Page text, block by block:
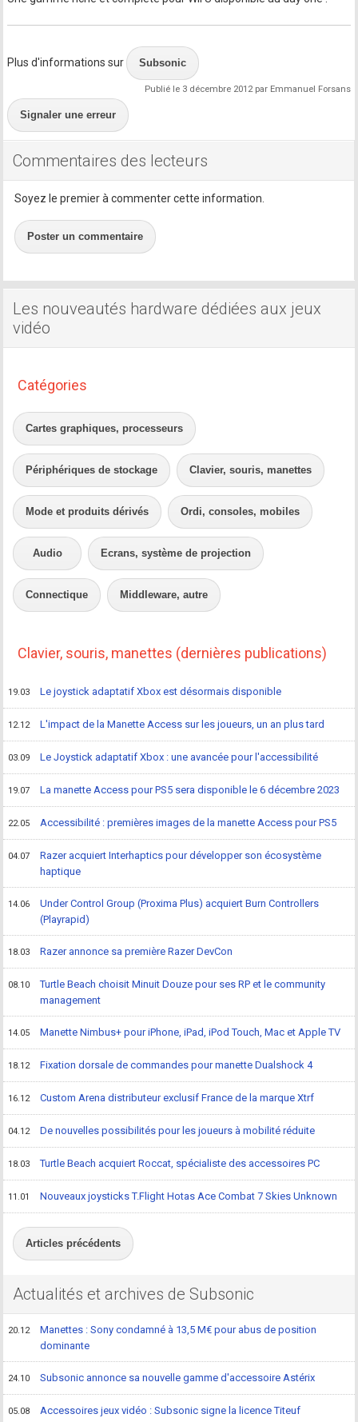
Plus d'informations sur Subsonic
Publié le 3 décembre 2012 par Emmanuel Forsans
Signaler une erreur
Commentaires des lecteurs
Soyez le premier à commenter cette information.
Poster un commentaire
Les nouveautés hardware dédiées aux jeux
vidéo
Catégories
Cartes graphiques, processeurs
Périphériques de stockage Clavier, souris, manettes
Mode et produits dérivés Ordi, consoles, mobiles
Audio Ecrans, système de projection
Connectique Middleware, autre
Clavier, souris, manettes (dernières publications)
19.03 Le joystick adaptatif Xbox est désormais disponible
12.12 L'impact de la Manette Access sur les joueurs, un an plus tard
03.09 Le Joystick adaptatif Xbox : une avancée pour l'accessibilité
19.07 La manette Access pour PS5 sera disponible le 6 décembre 2023
22.05 Accessibilité : premières images de la manette Access pour PS5
04.07
Razer acquiert Interhaptics pour développer son écosystème
haptique
14.06
Under Control Group (Proxima Plus) acquiert Burn Controllers
(Playrapid)
18.03 Razer annonce sa première Razer DevCon
08.10
Turtle Beach choisit Minuit Douze pour ses RP et le community
management
14.05 Manette Nimbus+ pour iPhone, iPad, iPod Touch, Mac et Apple TV
18.12 Fixation dorsale de commandes pour manette Dualshock 4
16.12 Custom Arena distributeur exclusif France de la marque Xtrf
04.12 De nouvelles possibilités pour les joueurs à mobilité réduite
18.03 Turtle Beach acquiert Roccat, spécialiste des accessoires PC
11.01 Nouveaux joysticks T.Flight Hotas Ace Combat 7 Skies Unknown
Articles précédents
Actualités et archives de Subsonic
20.12
Manettes : Sony condamné à 13,5 M€ pour abus de position
dominante
24.10 Subsonic annonce sa nouvelle gamme d'accessoire Astérix
05.08 Accessoires jeux vidéo : Subsonic signe la licence Titeuf